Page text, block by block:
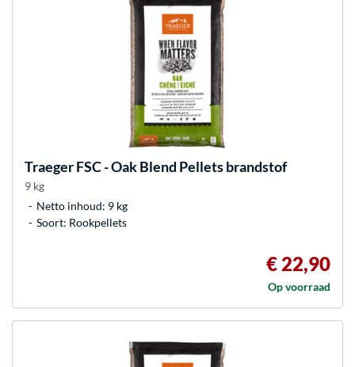
TraegerFSC - Oak Blend Pellets brandstof
9 kg
Netto inhoud: 9 kg
Soort: Rookpellets
€ 22,90
Op voorraad